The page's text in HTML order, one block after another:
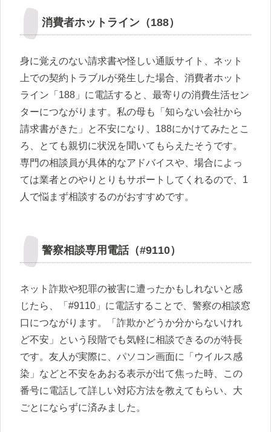
消費者ホットライン（188）
身に覚えのない請求書や怪しい通販サイト、ネット
上での契約トラブルが発生した場合、消費者ホット
ライン「188」に電話すると、最寄りの消費生活セン
ターにつながります。私の母も「知らない会社から
請求書がきた」と不安になり、188にかけてみたとこ
ろ、とても親切に状況を聞いてもらえたそうです。
専門の相談員が具体的なアドバイスや、場合によっ
ては業者とのやりとりもサポートしてくれるので、1
人で悩まず相談するのがおすすめです。
警察相談専用電話（#9110）
ネット詐欺や犯罪の被害に遭ったかもしれないと感
じたら、「#9110」に電話することで、警察の相談窓
口につながります。「詐欺かどうか分からないけれ
ど不安」という段階でも気軽に相談できるのが特長
です。友人が実際に、パソコン画面に「ウイルス感
染」などと不安をあおる表示が出て焦った時、この
番号に電話して詳しい対応方法を教えてもらい、大
ごとにならずに済みました。